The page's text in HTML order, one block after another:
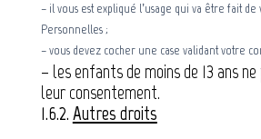
– il vous est expliqué l’usage qui va être fait de
Personnelles ;
– vous devez cocher une case validant votre
– les enfants de moins de 13 ans
leur consentement.
1.6.2. Autres droits